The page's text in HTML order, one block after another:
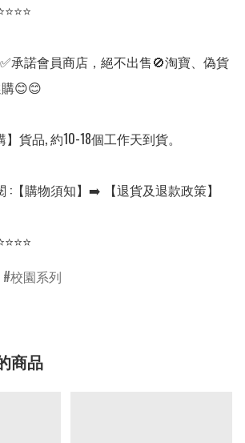
承諾會員商店，絕不出售🚫淘寶、偽貨
😊😊
貨品, 約10-18個工作天到貨。
:【購物須知】➡️ 【退貨及退款政策】
校園系列
商品